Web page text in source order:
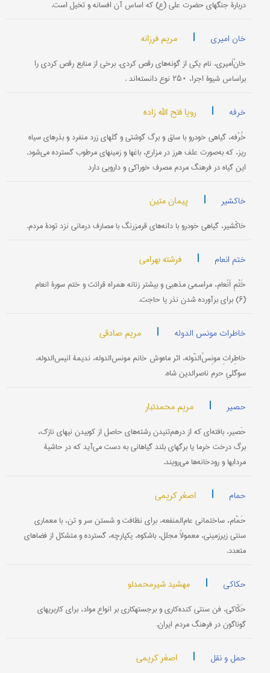
دربارۀ جنگهای حضرت علی (ع) که اساس آن افسانه و تخیل است.
خان امیری | مریم فرزانه
خانْ‌اَمیری، نام یکی از گونه‌های رقص کردی. برخی از منابع رقص کردی را
بر‌اساس شیوۀ اجرا، ۲۵۰ نوع دانسته‌اند .
خرفه | رویا فتح الله زاده
خُرْفه، گیاهی خودرو با ساق و برگ گوشتی و گلهای زرد منفرد و بذرهای سیاه
ریز، که به‌صورت علف هرز در مزارع، باغها و زمینهای مرطوب گسترده می‌شود.
این گیاه در فرهنگ مردم مصرف خوراکی و دارویی دارد
خاکشیر | پیمان متین
خاکْشیر، گیاهی خودرو با دانه‌های قرمزرنگ با مصارف درمانی نزد تودۀ مردم.
ختم انعام | فرشته بهرامی
خَتْمِ اَنْعام، مراسمی مذهبی و بیشتر زنانه همراه قرائت و ختم سورۀ انعام
(۶) برای برآورده شدن نذر یا حاجت.
خاطرات مونس الدوله | مریم صادقی
خاطِراتِ مونِسُ‌الدّوله، اثر ماه‌وش خانم مونس‌الدوله، ندیمۀ انیس‌الدوله،
سوگلیِ حرم ناصرالدین شاه.
حصیر | مریم محمدتبار
حَصیر، بافته‌ای که از در‌هم‌تنیدن رشته‌های حاصل از کوبیدن نیهای نازک،
برگ درخت خرما یا برگهای بلند گیاهانی به ‌دست می‌آید که در حاشیۀ
مردابها و رودخانه‌ها می‌رویند.
حمام | اصغر کریمی
حَمّام، ساختمانی عام‌المنفعه، برای نظافت و شستن سر و تن، با معماری
سنتی زیرزمینی، معمولاً مجلل، باشكوه، یكپارچه، گسترده و متشكل از فضاهای
متعدد.
حکاکی | مهشید شیرمحمدلو
حَکّاکی، فن سنتی کنده‌کاری و برجسته‎کاری بر انواع مواد، برای کاربریهای
گوناگون در فرهنگ مردم ایران.
حمل و نقل | اصغر کریمی